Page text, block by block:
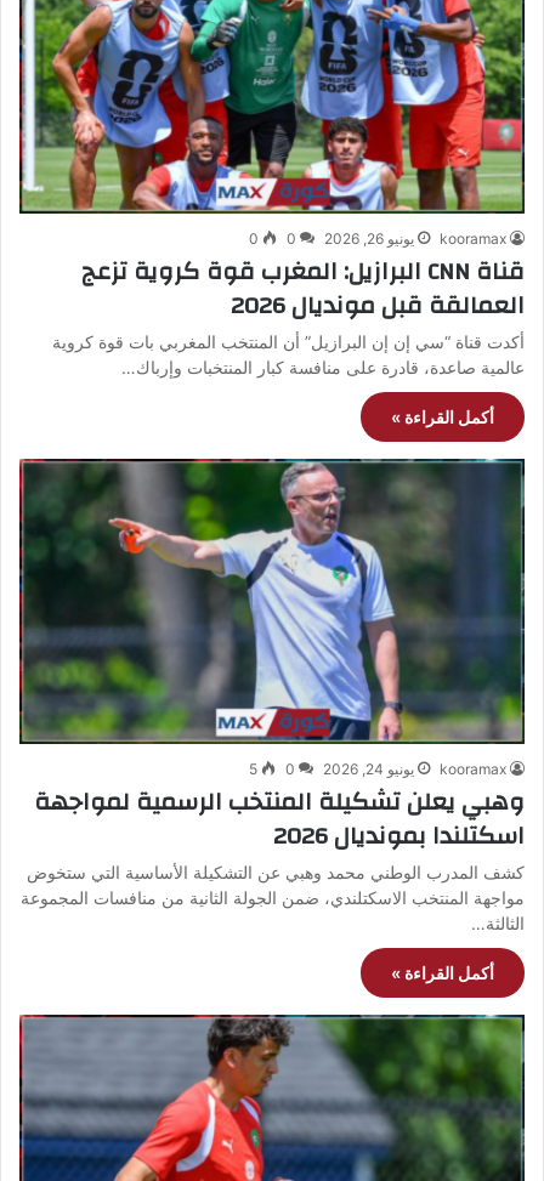
kooramax يونيو 26, 2026 0
0
قناة CNN البرازيل: المغرب قوة كروية تزعج
العمالقة قبل مونديال 2026
أكدت قناة “سي إن إن البرازيل” أن المنتخب المغربي بات قوة كروية
عالمية صاعدة، قادرة على منافسة كبار المنتخبات وإرباك…
أكمل القراءة »
kooramax يونيو 24, 2026 0
5
وهبي يعلن تشكيلة المنتخب الرسمية لمواجهة
اسكتلندا بمونديال 2026
كشف المدرب الوطني محمد وهبي عن التشكيلة الأساسية التي ستخوض
مواجهة المنتخب الاسكتلندي، ضمن الجولة الثانية من منافسات المجموعة
الثالثة…
أكمل القراءة »